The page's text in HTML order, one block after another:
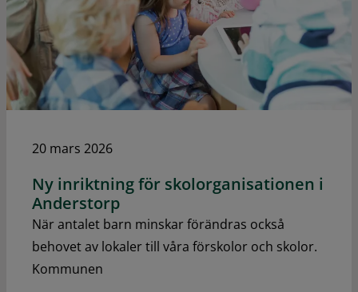
20 mars 2026
Ny inriktning för skolorganisationen i
Anderstorp
När antalet barn minskar förändras också
behovet av lokaler till våra förskolor och skolor.
Kommunen